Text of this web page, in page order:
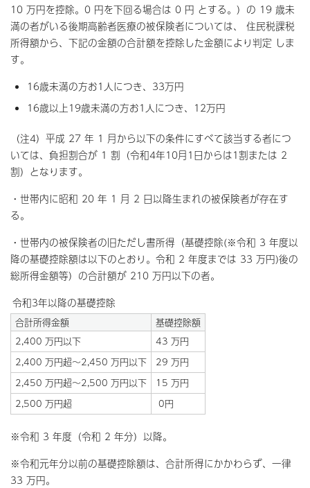
10 万円を控除。0 円を下回る場合は 0 円 とする。）の 19 歳未
満の者がいる後期高齢者医療の被保険者については、 住民税課税
所得額から、下記の金額の合計額を控除した金額により判定 しま
す。
16歳未満の方お1人につき、33万円
16歳以上19歳未満の方お1人につき、12万円
（注4）平成 27 年 1 月から以下の条件にすべて該当する者につ
いては、負担割合が 1 割（令和4年10月1日からは1割または 2
割）となります。
・世帯内に昭和 20 年 1 月 2 日以降生まれの被保険者が存在す
る。
・世帯内の被保険者の旧ただし書所得（基礎控除(※令和 3 年度以
降の基礎控除額は以下のとおり。令和 2 年度までは 33 万円)後の
総所得金額等）の合計額が 210 万円以下の者。
令和3年以降の基礎控除
合計所得金額
基礎控除額
2,400 万円以下
43 万円
2,400 万円超～2,450 万円以下
29 万円
2,450 万円超～2,500 万円以下
15 万円
2,500 万円超
0円
※令和 3 年度（令和 2 年分）以降。
※令和元年分以前の基礎控除額は、合計所得にかかわらず、一律
33 万円。